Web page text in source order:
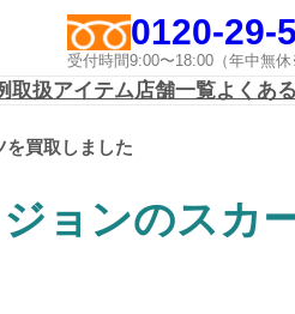
0120-29-
受付時間9:00〜18:00（年中無
取扱アイテム店舗一覧よくあ
を買取しました
ョンのスカ